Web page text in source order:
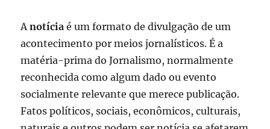
Anotícia é um formato de divulgação de um
acontecimento por meios jornalísticos. É a
matéria-prima do Jornalismo, normalmente
reconhecida como algum dado ou evento
socialmente relevante que merece publicação.
Fatos políticos, sociais, econômicos, culturais,